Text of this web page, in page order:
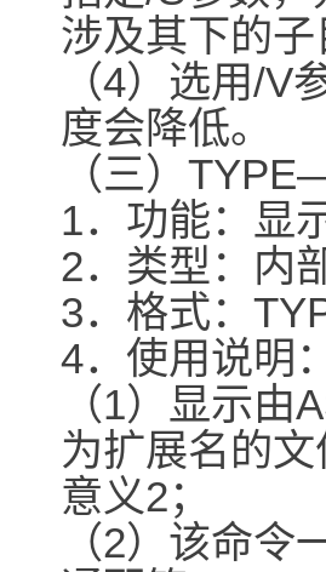
涉及其下的子
（4）选用/
度会降低。
（三）
1．功能：显
2．类型：内
3．格式：
4．使用说明：
（1）显示
为扩展名的
意义2；
（2）该命